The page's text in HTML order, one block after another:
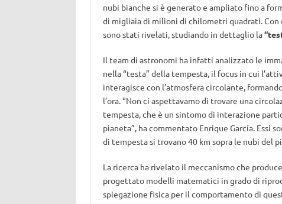
nubi bianche si è generato e ampliato fino a
di migliaia di milioni di chilometri quadrati.
sono stati rivelati, studiando in dettaglio la
Il team di astronomi ha infatti analizzato le
nella “testa” della tempesta, il focus in cui
interagisce con l’atmosfera circolante,
l’ora. “Non ci aspettavamo di trovare una
tempesta, che è un sintomo di interazione
pianeta”, ha commentato Enrique García. Essi
di tempesta si trovano 40 km sopra le nubi del
La ricerca ha rivelato il meccanismo che
progettato modelli matematici in grado di
spiegazione fisica per il comportamento di